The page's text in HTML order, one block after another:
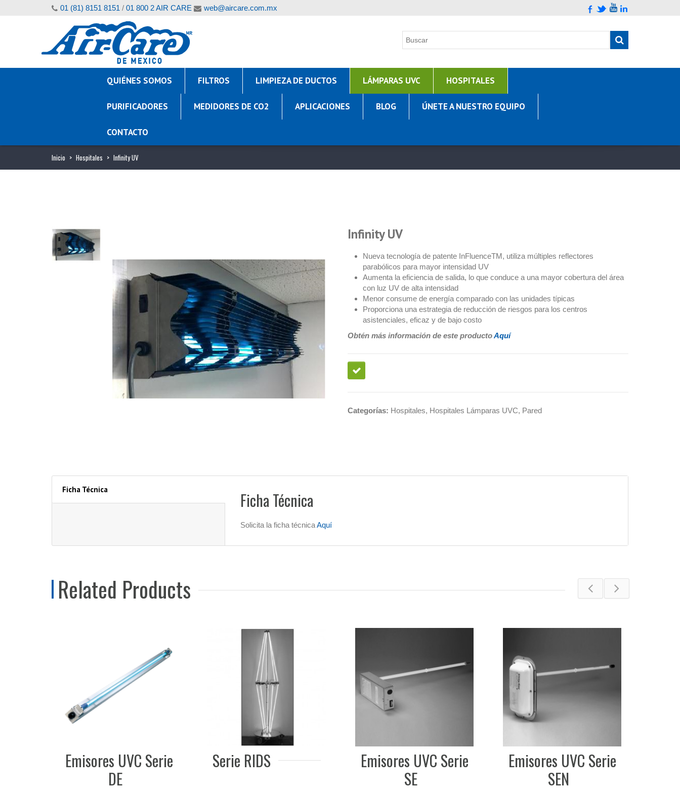
01 (81) 8151 8151 / 01 800 2 AIR CARE web@aircare.com.mx
QUIÉNES SOMOS FILTROS LIMPIEZA DE DUCTOS LÁMPARAS UVC HOSPITALES
PURIFICADORES MEDIDORES DE CO2 APLICACIONES BLOG ÚNETE A NUESTRO EQUIPO
CONTACTO
Inicio > Hospitales > Infinity UV
Infinity UV
Nueva tecnología de patente InFluenceTM, utiliza múltiples reflectores
parabólicos para mayor intensidad UV
Aumenta la eficiencia de salida, lo que conduce a una mayor cobertura del área
con luz UV de alta intensidad
Menor consume de energía comparado con las unidades típicas
Proporciona una estrategia de reducción de riesgos para los centros
asistenciales, eficaz y de bajo costo
Obtén más información de este productoAquí
Categorías: Hospitales, Hospitales Lámparas UVC, Pared
Ficha Técnica Ficha Técnica
Solicita la ficha técnicaAquí
Related Products
Emisores UVC Serie
DE
Serie RIDS
Emisores UVC Serie
SE
Emisores UVC Serie
SEN